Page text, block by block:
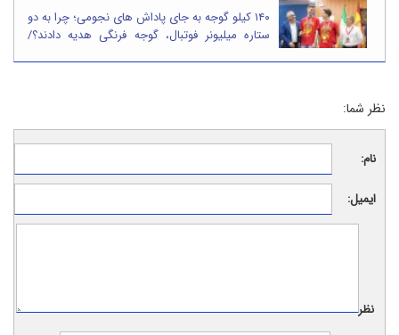
۱۴۰ کیلو گوجه به جای پاداش های نجومی؛ چرا به دو
ستاره میلیونر فوتبال، گوجه فرنگی هدیه دادند؟/
نظر شما:
نام:
ایمیل:
نظر: